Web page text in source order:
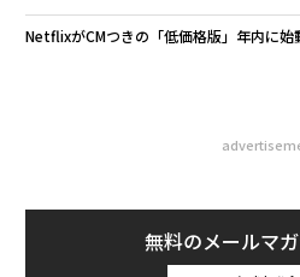
NetflixがCMつきの「低価格版」年内に始
無料のメールマ